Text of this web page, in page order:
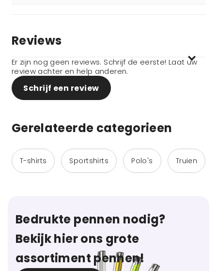
Reviews
Er zijn nog geen reviews. Schrijf de eerste! Laat uw
review achter en help anderen.
Schrijf een review
Gerelateerde categorieen
T-shirts Sportshirts Polo's Truien
Bedrukte pennen nodig?
Bekijk hier ons grote
assortiment pennen!